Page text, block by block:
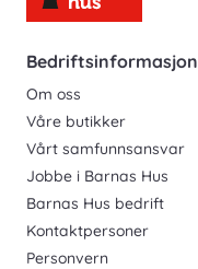
Bedriftsinformasjon
Om oss
Våre butikker
Vårt samfunnsansvar
Jobbe i Barnas Hus
Barnas Hus bedrift
Kontaktpersoner
Personvern